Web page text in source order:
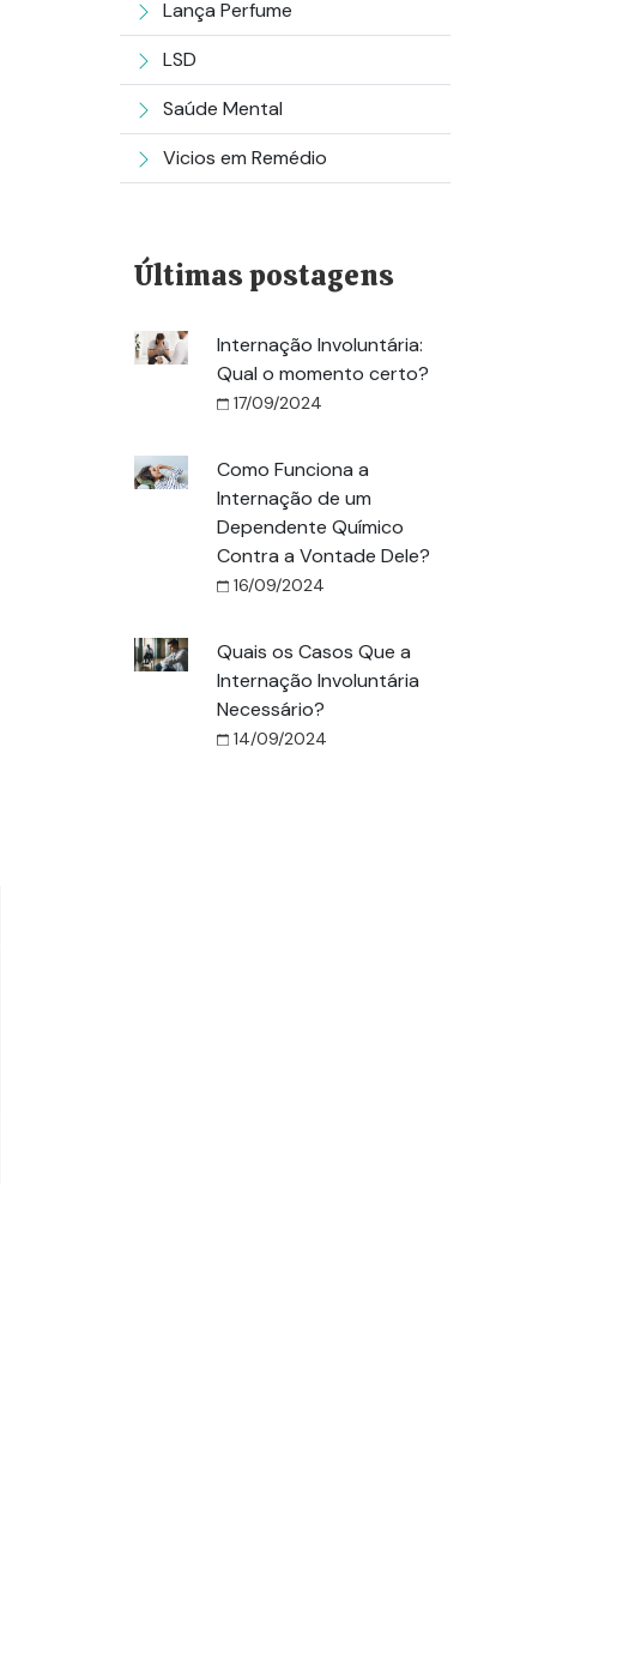
Lança Perfume
LSD
Saúde Mental
Vicios em Remédio
Últimas postagens
Internação Involuntária:
Qual o momento certo?
17/09/2024
Como Funciona a
Internação de um
Dependente Químico
Contra a Vontade Dele?
16/09/2024
Quais os Casos Que a
Internação Involuntária
Necessário?
14/09/2024